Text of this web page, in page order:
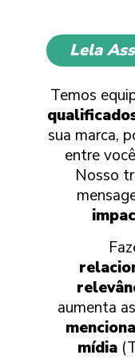
Lela
Temos
sua marca,
entre
Nosso
aumenta
mídia